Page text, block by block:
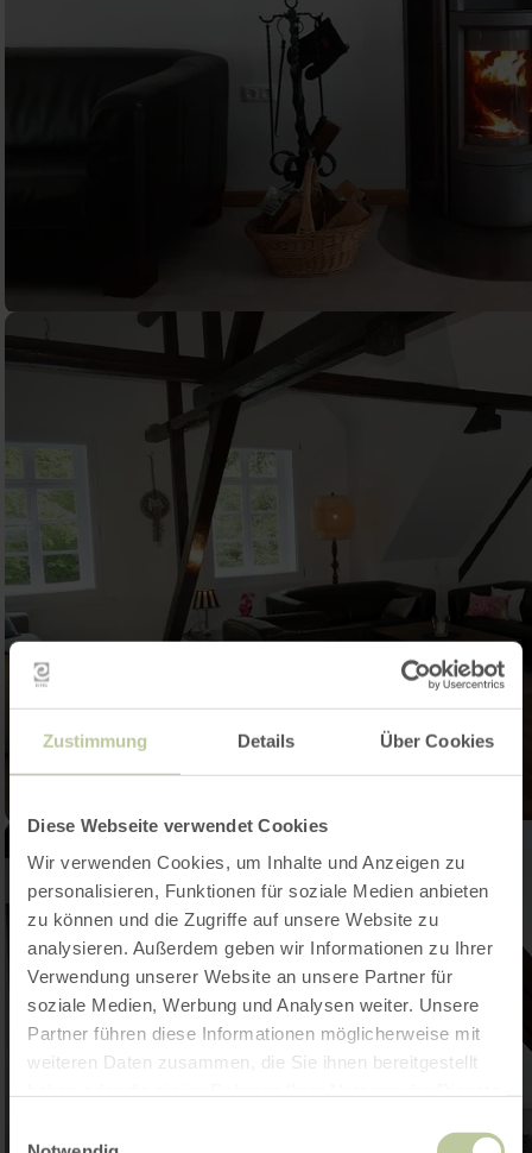
Zustimmung Details Über Cookies
Diese Webseite verwendet Cookies
Wir verwenden Cookies, um Inhalte und Anzeigen zu
personalisieren, Funktionen für soziale Medien anbieten
zu können und die Zugriffe auf unsere Website zu
analysieren. Außerdem geben wir Informationen zu Ihrer
Verwendung unserer Website an unsere Partner für
soziale Medien, Werbung und Analysen weiter. Unsere
Partner führen diese Informationen möglicherweise mit
weiteren Daten zusammen, die Sie ihnen bereitgestellt